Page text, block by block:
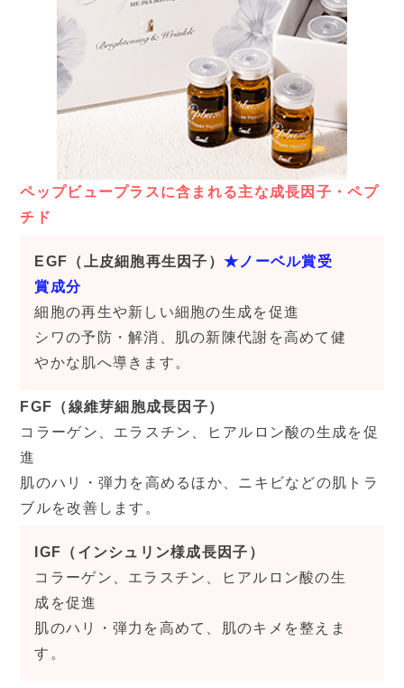
ペップビュープラスに含まれる主な成長因子・ペプ
チド
EGF（上皮細胞再生因子）★ノーベル賞受
賞成分
細胞の再生や新しい細胞の生成を促進
シワの予防・解消、肌の新陳代謝を高めて健
やかな肌へ導きます。
FGF（線維芽細胞成長因子）
コラーゲン、エラスチン、ヒアルロン酸の生成を促
進
肌のハリ・弾力を高めるほか、ニキビなどの肌トラ
ブルを改善します。
IGF（インシュリン様成長因子）
コラーゲン、エラスチン、ヒアルロン酸の生
成を促進
肌のハリ・弾力を高めて、肌のキメを整えま
す。